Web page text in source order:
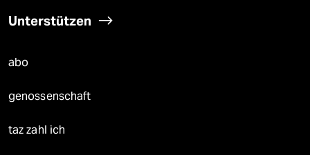
Unterstützen
abo
genossenschaft
taz zahl ich